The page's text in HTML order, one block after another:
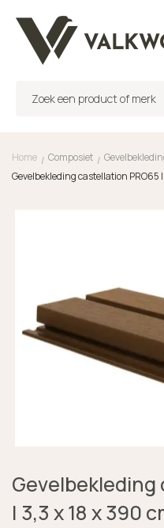
Home / Composiet /
Gevelbekleding castellation PRO65
| 3,3 x 18 x 390